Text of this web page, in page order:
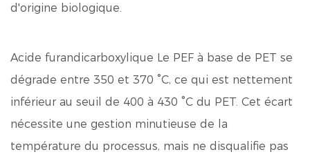
d'origine biologique.
Acide furandicarboxylique Le PEF à base de PET se
dégrade entre 350 et 370 °C, ce qui est nettement
inférieur au seuil de 400 à 430 °C du PET. Cet écart
nécessite une gestion minutieuse de la
température du processus, mais ne disqualifie pas